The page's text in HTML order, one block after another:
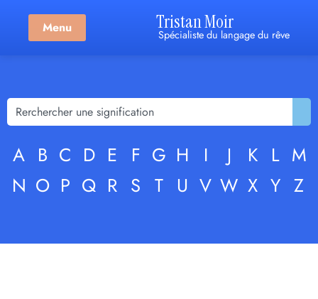
Menu Tristan Moir
Spécialiste du langage du rêve
A B C D E F G H I J K L M
N O P Q R S T U V W X Y Z